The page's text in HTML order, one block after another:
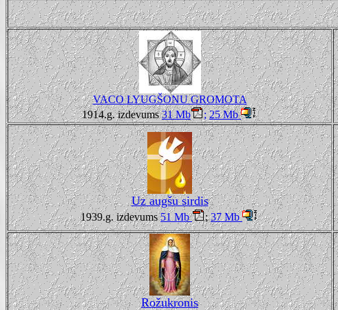
VACO LYUGŠONU GROMOTA
1914.g. izdevums31 Mb ; 25 Mb
Uz augšu sirdis
1939.g. izdevums51 Mb ;37 Mb
Rožukronis